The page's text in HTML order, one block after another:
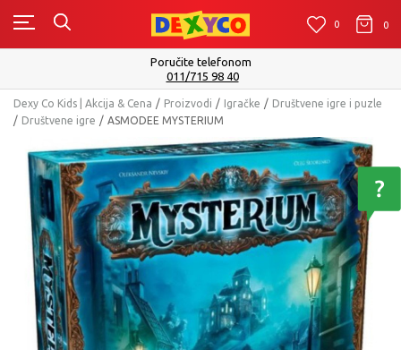
0 0 0
Poručite telefonom
011/715 98 40
Dexy Co Kids | Akcija & Cena Proizvodi Igračke
Društvene igre i puzle
Društvene igre
ASMODEE MYSTERIUM